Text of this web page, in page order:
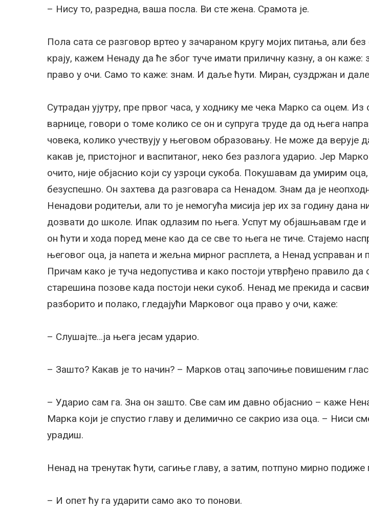
– Нису то, разредна, ваша посла. Ви сте жена. Срамота је.
Пола сата се разговор вртео у зачараном кругу мојих питања, али
крају, кажем Ненаду да ће због туче имати приличну казну, а он
право у очи. Само то каже: знам. И даље ћути. Миран, суздржан и
Сутрадан ујутру, пре првог часа, у ходнику ме чека Марко са оцем. Из
варнице, говори о томе колико се он и супруга труде да од њега
човека, колико учествују у његовом образовању. Не може да верује
какав је, пристојног и васпитаног, неко без разлога ударио. Јер
очито, није објаснио који су узроци сукоба. Покушавам да умирим
безуспешно. Он захтева да разговара са Ненадом. Знам да је
Ненадови родитељи, али то је немогућа мисија јер их за годину дана
дозвати до школе. Ипак одлазим по њега. Успут му објашњавам где
он ћути и хода поред мене као да се све то њега не тиче. Стајемо
његовог оца, ја напета и жељна мирног расплета, а Ненад усправан и
Причам како је туча недопустива и како постоји утврђено правило да
старешина позове када постоји неки сукоб. Ненад ме прекида и
разборито и полако, гледајући Марковог оца право у очи, каже:
– Слушајте…ја њега јесам ударио.
– Зашто? Какав је то начин? – Марков отац започиње повишеним
– Ударио сам га. Зна он зашто. Све сам им давно објаснио – каже
Марка који је спустио главу и делимично се сакрио иза оца. – Ниси
урадиш.
Ненад на тренутак ћути, сагиње главу, а затим, потпуно мирно подиже
– И опет ћу га ударити само ако то понови.